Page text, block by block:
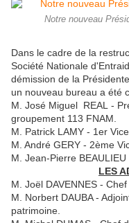
Notre nouveau
Dans le cadre de la
Société Nationale
démission de la
un nouveau bureau a été
M. José Miguel REAL -
groupement 113 FNAM.
M. Patrick LAMY - 1er
M. André GERY - 2ème
M. Jean-Pierre
LES
M. Joël DAVENNES - Chef
M. Norbert DAUBA -
patrimoine.